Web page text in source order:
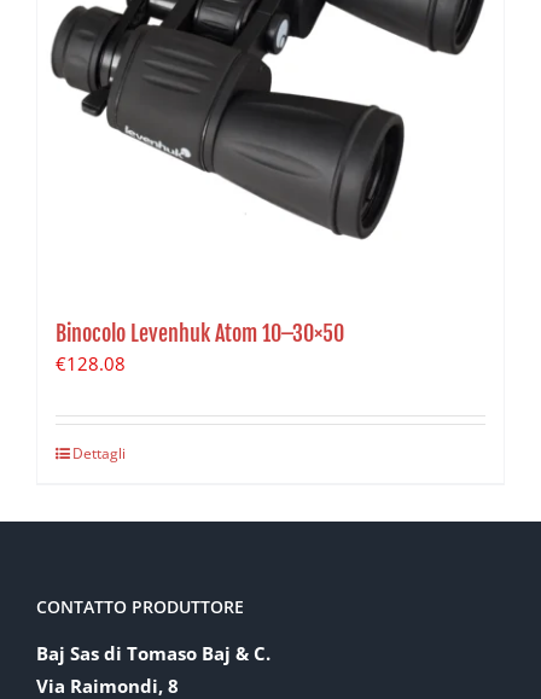
Binocolo Levenhuk Atom 10–30×50
€128.08
Dettagli
CONTATTO PRODUTTORE
Baj Sas di Tomaso Baj & C.
Via Raimondi, 8